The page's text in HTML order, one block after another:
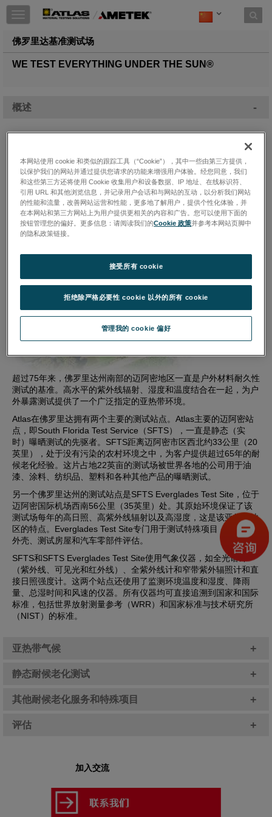
Toggle
navigation
佛罗里达基准测试场
WE TEST EVERYTHING UNDER THE SUN®
概述 -
超过75年来，佛罗里达州南部的迈阿密地区一直是户外材料耐久性
测试的基准。高水平的紫外线辐射、湿度和温度结合在一起，为户
外暴露测试提供了一个广泛指定的亚热带环境。
Atlas在佛罗里达拥有两个主要的测试站点。Atlas主要的迈阿密站
点，即South Florida Test Service（SFTS），一直是静态（实
时）曝晒测试的先驱者。SFTS距离迈阿密市区西北约33公里（20
英里），处于没有污染的农村环境之中，为客户提供超过65年的耐
候老化经验。这片占地22英亩的测试场被世界各地的公司用于油
漆、涂料、纺织品、塑料和各种其他产品的曝晒测试。
另一个佛罗里达州的测试站点是SFTS Everglades Test Site，位于
迈阿密国际机场西南56公里（35英里）处。其原始环境保证了该
测试场每年的高日照、高紫外线辐射以及高湿度，这是该亚热带地
区的特点。Everglades Test Site专门用于测试特殊项目，如整车
外壳、测试房屋和汽车零部件评估。
SFTS和SFTS Everglades Test Site使用气象仪器，如全光谱计
（紫外线、可见光和红外线）、全紫外线计和窄带紫外辐照计和直
接日照强度计。这两个站点还使用了监测环境温度和湿度、降雨
量、总湿时间和风速的仪器。所有仪器均可直接追溯到国家和国际
标准，包括世界放射测量参考（WRR）和国家标准与技术研究所
（NIST）的标准。
亚热带气候 +
静态耐候老化测试 +
其他耐候老化服务和特殊项目 +
评估 +
加入交流
本网站使用 cookie 和类似的跟踪工具（“Cookie”），其中一些由第三方提供，
以保护我们的网站并通过提供您请求的功能来增强用户体验。经您同意，我们
和这些第三方还将使用 Cookie 收集用户和设备数据、IP 地址、在线标识符、
引用 URL 和其他浏览信息，并记录用户会话和与网站的互动，以分析我们网站
的性能和流量，改善网站运营和性能，更多地了解用户，提供个性化体验，并
在本网站和第三方网站上为用户提供更相关的内容和广告。您可以使用下面的
按钮管理您的偏好。更多信息：请阅读我们的Cookie 政策并参考本网站页脚中
的隐私政策链接。
管理我的 cookie 偏好
拒绝除严格必要性 cookie 以外的所有 cookie
接受所有 cookie